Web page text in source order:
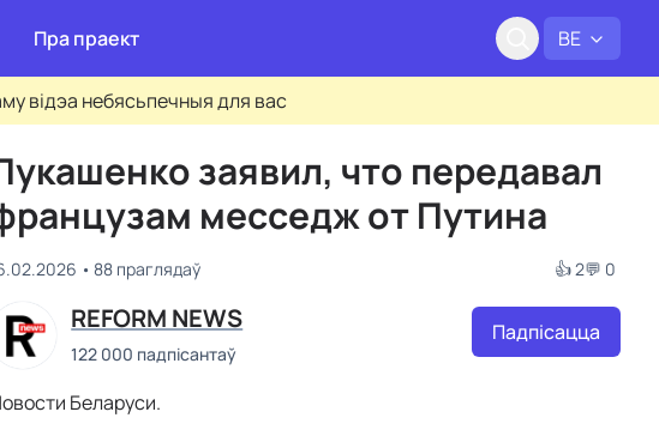
BE
Пра праект
відэа небясьпечныя для вас
заявил, что передавал
месседж от Путина
88 праглядаў 👍 2💬 0
REFORM NEWS
122 000 падпісантаў
Падпісацца
Беларуси.